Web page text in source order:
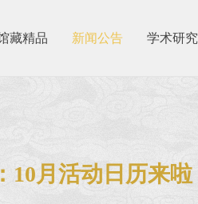
藏精品 新闻公告 学术研究
10月活动日历来啦